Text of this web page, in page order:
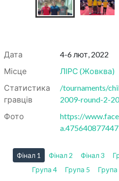
Дата
4-6 лют, 2022
Місце
ЛІРС (Жовква)
Статистика
гравців
/tournaments/
2009-round-2-
Фото
https://
Фінал 1 Фінал 2 Фінал 3
Група 4
Група 5 Група